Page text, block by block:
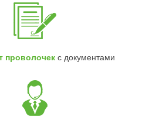
проволочекс документами